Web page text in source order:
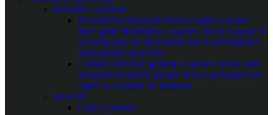
Premium / Gratuite
PremiumSecțiunea Premium conține cea mai
mare parte din librăria Coaches Ahead și poate fi
accesată doar de utilizatorii care au achiziționat
abonamentul premium.
GratuiteArticolele gratuite Coaches Ahead sunt
un punct de pornire pentru fiecare persoană care
aspiră la o poziție de antrenor.
Exerciții
Copii și juniori